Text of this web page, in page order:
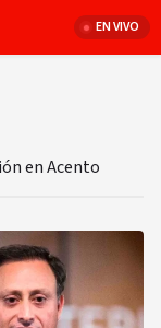
EN VIVO
en Acento